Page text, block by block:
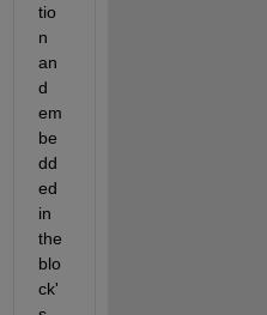
tio
n
an
d
em
be
dd
ed
in
the
blo
ck'